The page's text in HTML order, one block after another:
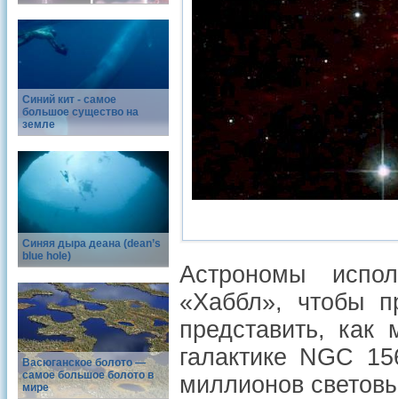
Синий кит - самое
большое существо на
земле
Синяя дыра деана (dean’s
blue hole)
Васюганское болото —
самое большое болото в
мире
Астрономы
«Хаббл», чтобы
представить, как
галактике NGC
миллионов